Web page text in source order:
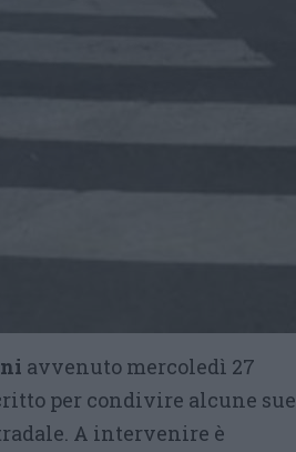
avvenuto mercoledì 27
per condivire alcune sue
A intervenire è